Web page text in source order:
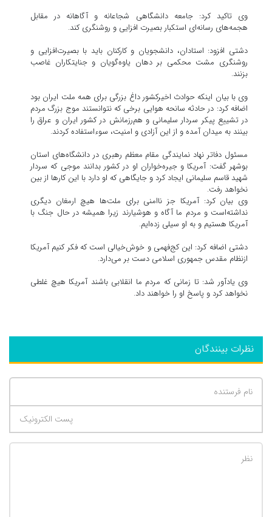
وی تاکید کرد: جامعه دانشگاهی شجاعانه و آگاهانه در مقابل
هجمه‌های رسانه‌ای استکبار بصیرت افزایی و روشنگری کند.
دشتی افزود: استادان، دانشجویان و کارکنان باید با بصیرت‌افزایی و
روشنگری مشت محکمی بر دهان یاوه‌گویان و جنایتکاران غاصب
بزنند.
وی با بیان اینکه حوادث اخیرکشور داغ بزرگی برای همه ملت ایران بود
اضافه کرد: در حادثه سانحه هوایی برخی که نتوانستند موج بزرگ مردم
در تشییع پیکر سردار سلیمانی و هم‌رزمانش در کشور ایران و عراق را
بینند به میدان آمده و از این آزادی و امنیت، سوءاستفاده کردند.
مسئول دفاتر نهاد نمایندگی مقام معظم رهبری در دانشگاه‌های استان
بوشهر گفت: آمریکا و جیره‌خواران او در کشور بدانند موجی که سردار
شهید قاسم سلیمانی ایجاد کرد و جایگاهی که او دارد با این کارها از بین
نخواهد رفت.
وی بیان کرد: آمریکا جز ناامنی برای ملت‌ها هیچ ارمغان دیگری
نداشته‌است و مردم ما آگاه و هوشیارند زیرا همیشه در حال جنگ با
آمریکا هستیم و به او سیلی زده‌ایم.
دشتی اضافه کرد: این کج‌فهمی و خوش‌خیالی است که فکر کنیم آمریکا
ازنظام مقدس جمهوری اسلامی دست بر می‌دارد.
وی یادآور شد: تا زمانی که مردم ما انقلابی باشند آمریکا هیچ غلطی
نخواهد کرد و پاسخ او را خواهند داد.
نظرات بینندگان